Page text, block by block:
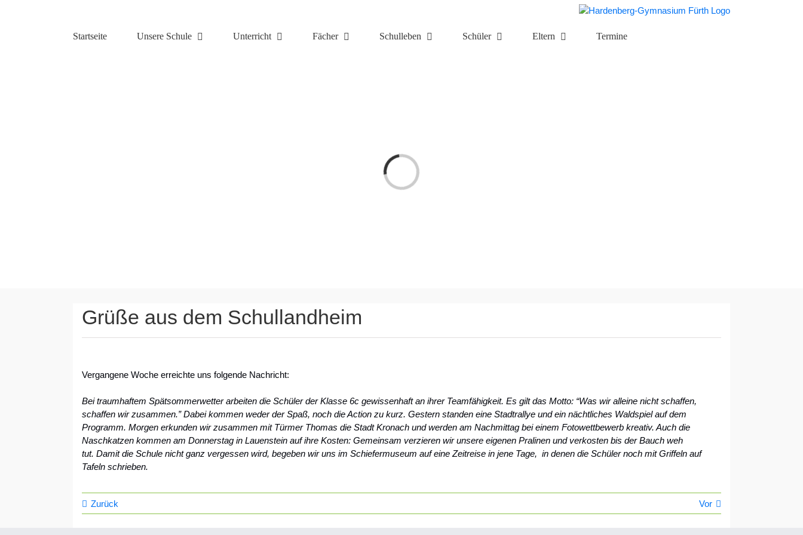
Startseite Unsere Schule Unterricht Fächer Schulleben Schüler Eltern Termine
Laden...
Grüße aus dem Schullandheim
Vergangene Woche erreichte uns folgende Nachricht:
Bei traumhaftem Spätsommerwetter arbeiten die Schüler der Klasse 6c gewissenhaft an ihrer Teamfähigkeit. Es gilt das Motto: “Was wir alleine nicht schaffen,
schaffen wir zusammen.” Dabei kommen weder der Spaß, noch die Action zu kurz. Gestern standen eine Stadtrallye und ein nächtliches Waldspiel auf dem
Programm. Morgen erkunden wir zusammen mit Türmer Thomas die Stadt Kronach und werden am Nachmittag bei einem Fotowettbewerb kreativ. Auch die
Naschkatzen kommen am Donnerstag in Lauenstein auf ihre Kosten: Gemeinsam verzieren wir unsere eigenen Pralinen und verkosten bis der Bauch weh
tut. Damit die Schule nicht ganz vergessen wird, begeben wir uns im Schiefermuseum auf eine Zeitreise in jene Tage, in denen die Schüler noch mit Griffeln auf
Tafeln schrieben.
Zurück Vor